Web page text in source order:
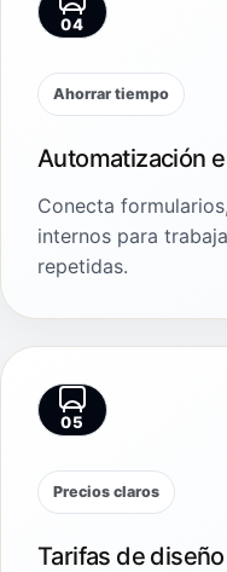
04
Ahorrar tiempo
Automatización
Conecta
internos para
repetidas.
05
Precios claros
Tarifas de